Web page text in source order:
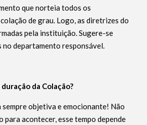
que norteia todos os
de grau. Logo, as diretrizes do
pela instituição. Sugere-se
no departamento responsável.
da Colação?
sempre objetiva e emocionante! Não
para acontecer, esse tempo depende